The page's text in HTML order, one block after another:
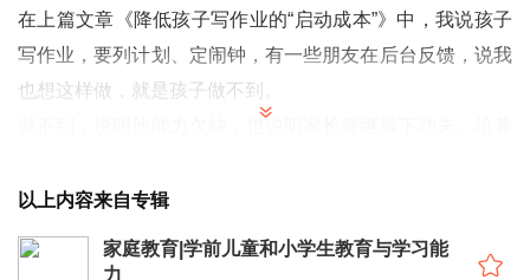
在上篇文章《降低孩子写作业的“启动成本”》中，我说孩子
写作业，要列计划、定闹钟，有一些朋友在后台反馈，说我
也想这样做，就是孩子做不到。
自律之前，先要他律。
以上内容来自专辑
家庭教育|学前儿童和小学生教育与学习能
力